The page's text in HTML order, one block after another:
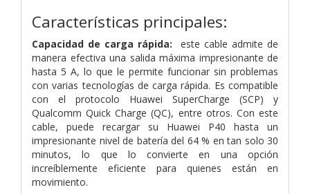
Características principales:
Capacidad de carga rápida: este cable admite de
manera efectiva una salida máxima impresionante de
hasta 5 A, lo que le permite funcionar sin problemas
con varias tecnologías de carga rápida. Es compatible
con el protocolo Huawei SuperCharge (SCP) y
Qualcomm Quick Charge (QC), entre otros. Con este
cable, puede recargar su Huawei P40 hasta un
impresionante nivel de batería del 64 % en tan solo 30
minutos, lo que lo convierte en una opción
increíblemente eficiente para quienes están en
movimiento.